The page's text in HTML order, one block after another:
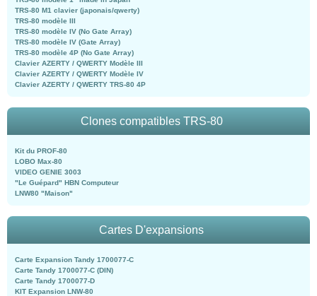
TRS-80 M1 clavier (japonais/qwerty)
TRS-80 modèle III
TRS-80 modèle IV (No Gate Array)
TRS-80 modèle IV (Gate Array)
TRS-80 modèle 4P (No Gate Array)
Clavier AZERTY / QWERTY Modèle III
Clavier AZERTY / QWERTY Modèle IV
Clavier AZERTY / QWERTY TRS-80 4P
Clones compatibles TRS-80
Kit du PROF-80
LOBO Max-80
VIDEO GENIE 3003
"Le Guépard" HBN Computeur
LNW80 "Maison"
Cartes D'expansions
Carte Expansion Tandy 1700077-C
Carte Tandy 1700077-C (DIN)
Carte Tandy 1700077-D
KIT Expansion LNW-80